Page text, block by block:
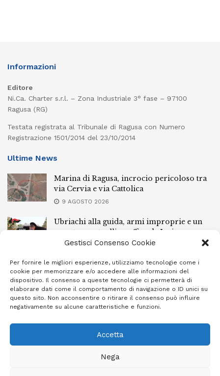
Gestisci Consenso Cookie
Per fornire le migliori esperienze, utilizziamo tecnologie come i
cookie per memorizzare e/o accedere alle informazioni del
dispositivo. Il consenso a queste tecnologie ci permetterà di
elaborare dati come il comportamento di navigazione o ID unici su
questo sito. Non acconsentire o ritirare il consenso può influire
negativamente su alcune caratteristiche e funzioni.
Accetta
Nega
Informazioni
Editore
Ni.Ca. Charter s.r.l. – Zona Industriale 3° fase – 97100
Ragusa (RG)
Testata registrata al Tribunale di Ragusa con Numero
Registrazione 1501/2014 del 23/10/2014
Ultime News
Marina di Ragusa, incrocio pericoloso tra
via Cervia e via Cattolica
9 AGOSTO 2026
Ubriachi alla guida, armi improprie e un
arresto: controlli a raffica da Ispica a
Pozzallo
Scippo a Donnalucata, preso un ventenne
ragusano
8 AGOSTO 2026